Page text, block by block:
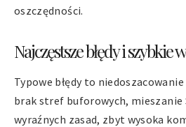
oszczędności.
Najczęstsze błędy i szybkie
Typowe błędy to
brak stref buforowych, mieszanie
wyraźnych zasad, zbyt wysoka